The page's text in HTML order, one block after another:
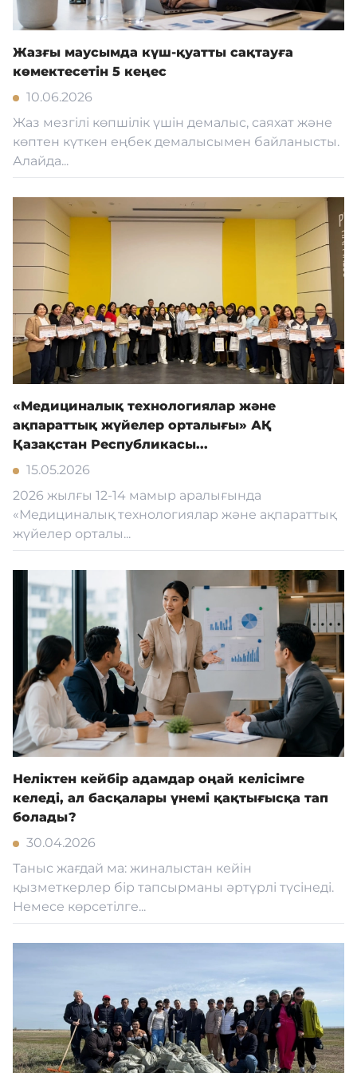
Жазғы маусымда күш-қуатты сақтауға
көмектесетін 5 кеңес
10.06.2026
Жаз мезгілі көпшілік үшін демалыс, саяхат және
көптен күткен еңбек демалысымен байланысты.
Алайда...
«Медициналық технологиялар және
ақпараттық жүйелер орталығы» АҚ
Қазақстан Республикасы...
15.05.2026
2026 жылғы 12-14 мамыр аралығында
«Медициналық технологиялар және ақпараттық
жүйелер орталы...
Неліктен кейбір адамдар оңай келісімге
келеді, ал басқалары үнемі қақтығысқа тап
болады?
30.04.2026
Таныс жағдай ма: жиналыстан кейін
қызметкерлер бір тапсырманы әртүрлі түсінеді.
Немесе көрсетілге...